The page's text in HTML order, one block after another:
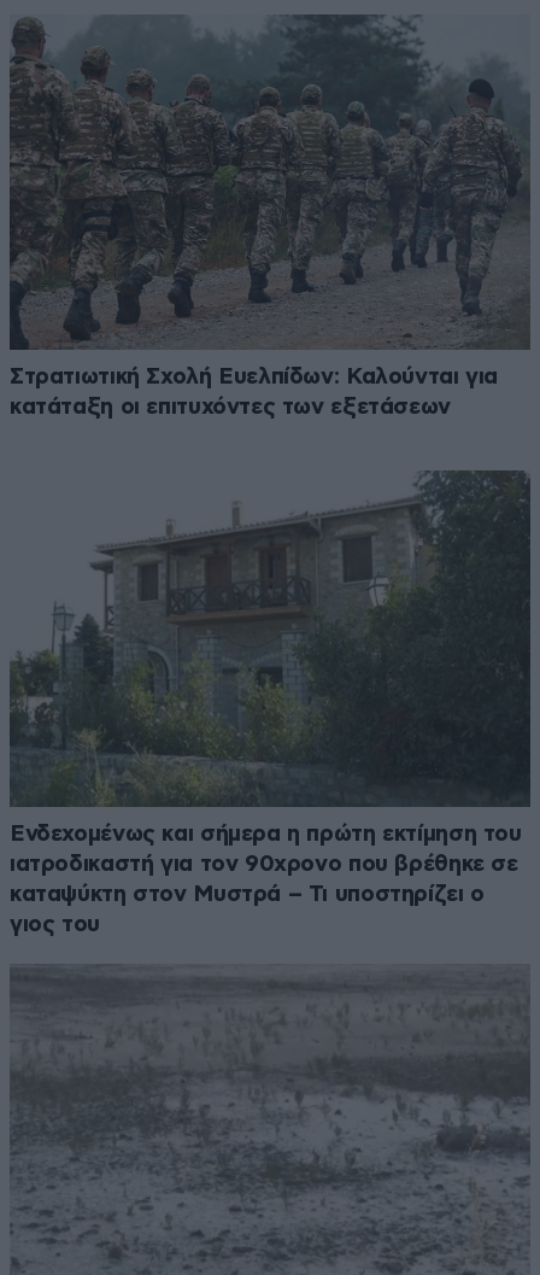
Στρατιωτική Σχολή Ευελπίδων: Καλούνται για
κατάταξη οι επιτυχόντες των εξετάσεων
Ενδεχομένως και σήμερα η πρώτη εκτίμηση του
ιατροδικαστή για τον 90χρονο που βρέθηκε σε
καταψύκτη στον Μυστρά – Τι υποστηρίζει ο
γιος του